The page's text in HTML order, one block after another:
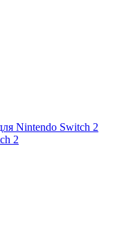
Nintendo Switch 2
2